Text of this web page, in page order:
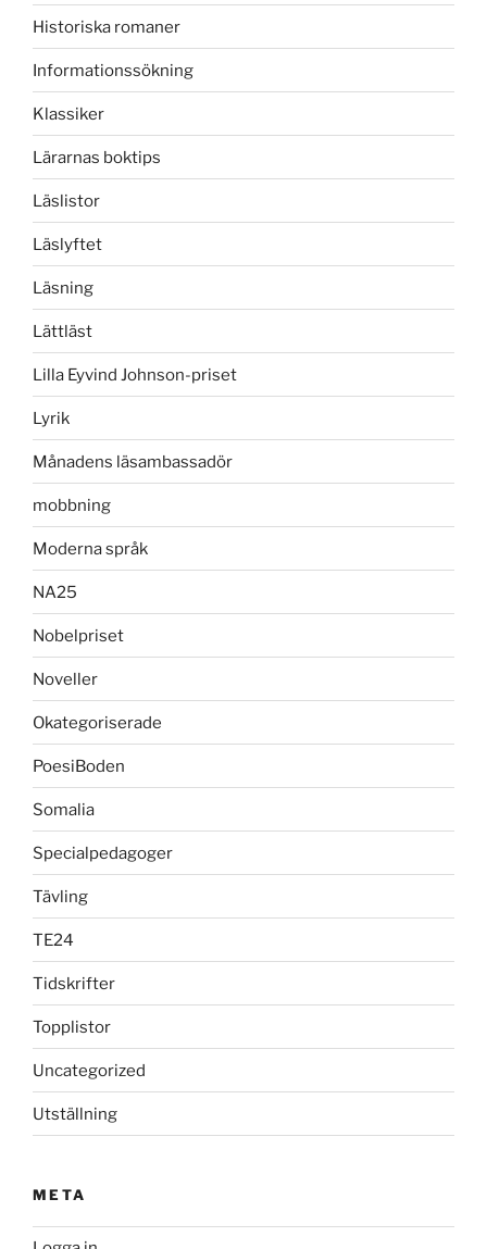
Historiska romaner
Informationssökning
Klassiker
Lärarnas boktips
Läslistor
Läslyftet
Läsning
Lättläst
Lilla Eyvind Johnson-priset
Lyrik
Månadens läsambassadör
mobbning
Moderna språk
NA25
Nobelpriset
Noveller
Okategoriserade
PoesiBoden
Somalia
Specialpedagoger
Tävling
TE24
Tidskrifter
Topplistor
Uncategorized
Utställning
META